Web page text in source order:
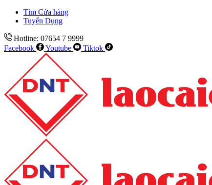
Tìm Cửa hàng
Tuyển Dụng
Hotline: 07654 7 9999
Facebook
Youtube Tiktok